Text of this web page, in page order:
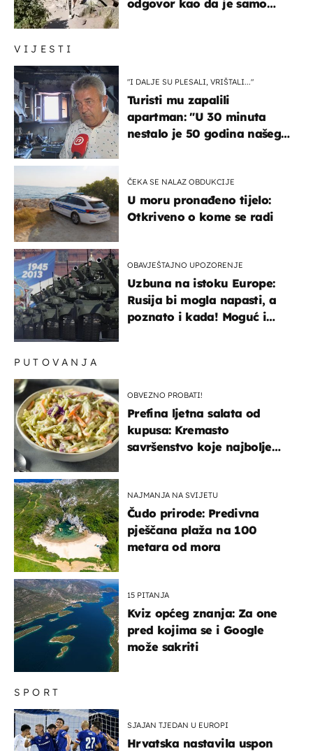
VIJESTI
"I DALJE SU PLESALI, VRIŠTALI..."
Turisti mu zapalili
apartman: "U 30 minuta
nestalo je 50 godina našeg
ČEKA SE NALAZ OBDUKCIJE
U moru pronađeno tijelo:
Otkriveno o kome se radi
OBAVJEŠTAJNO UPOZORENJE
Uzbuna na istoku Europe:
Rusija bi mogla napasti, a
poznato i kada! Moguć i
odgovor kao da je samo
SPORT
SJAJAN TJEDAN U EUROPI
Hrvatska nastavila uspon
PUTOVANJA
OBVEZNO PROBATI!
Prefina ljetna salata od
kupusa: Kremasto
savršenstvo koje najbolje
NAJMANJA NA SVIJETU
Čudo prirode: Predivna
pješčana plaža na 100
metara od mora
15 PITANJA
Kviz općeg znanja: Za one
pred kojima se i Google
može sakriti